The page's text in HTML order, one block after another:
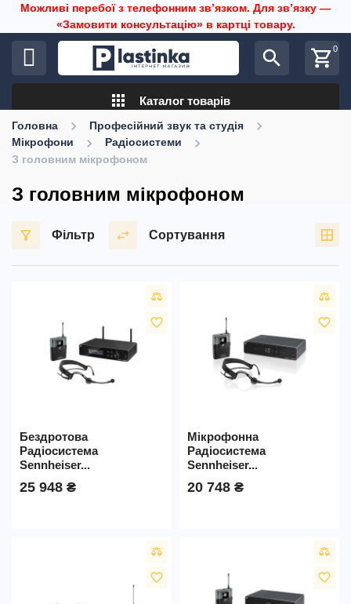
Можливі перебої з телефонним звʼязком. Для звʼязку —
«Замовити консультацію» в картці товару.
search shopping_cart0
apps Каталог товарів
Головна
Професійний звук та студія
Мікрофони
Радіосистеми
З головним мікрофоном
З головним мікрофоном
Фільтр Сортування
favorite_border
Бездротова
Радіосистема
Sennheiser...
25 948 ₴
favorite_border
Мікрофонна
Радіосистема
Sennheiser...
20 748 ₴
favorite_border favorite_border